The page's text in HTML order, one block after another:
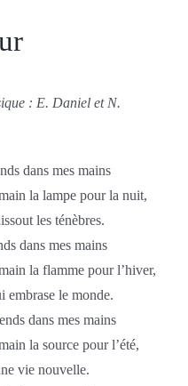
: E. Daniel et N.
dans mes mains
la lampe pour la nuit,
les ténèbres.
dans mes mains
la flamme pour l’hiver,
embrase le monde.
dans mes mains
la source pour l’été,
vie nouvelle.